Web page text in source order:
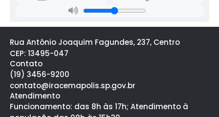
Rua Antônio Joaquim Fagundes, 237, Centro
CEP: 13495-047
Contato
(19) 3456-9200
contato@iracemapolis.sp.gov.br
Atendimento
Funcionamento: das 8h às 17h; Atendimento à